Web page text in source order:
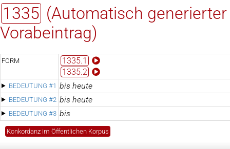
1335 (Automatisch generierter
Vorabeintrag)
FORM
1335.1
1335.2
BEDEUTUNG #1 bis heute
BEDEUTUNG #2 bis heute
BEDEUTUNG #3 bis
Konkordanz im Öffentlichen Korpus